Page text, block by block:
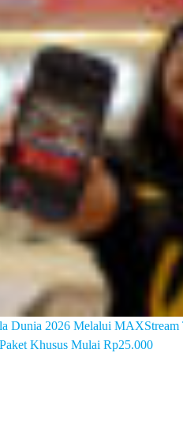
Dunia 2026 Melalui MAXStream
Khusus Mulai Rp25.000